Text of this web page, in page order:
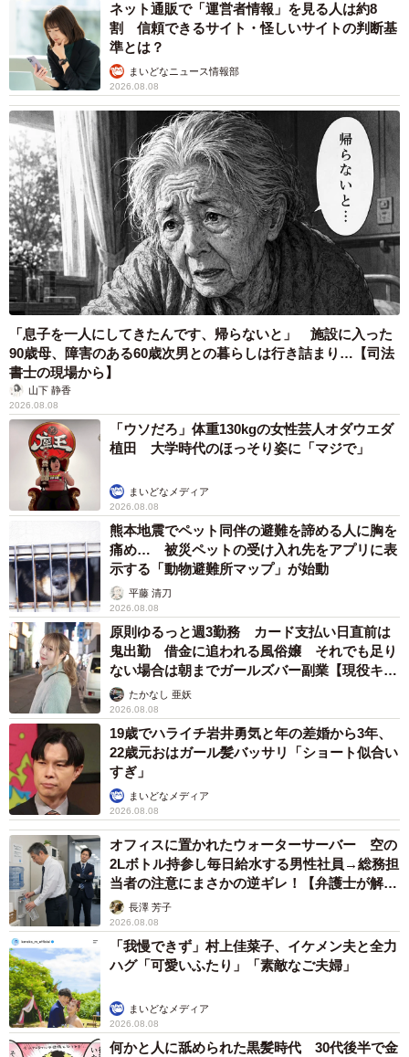
ネット通販で「運営者情報」を見る人は約8
割 信頼できるサイト・怪しいサイトの判断基
準とは？
まいどなニュース情報部
2026.08.08
「息子を一人にしてきたんです、帰らないと」 施設に入った
90歳母、障害のある60歳次男との暮らしは行き詰まり…【司法
書士の現場から】
山下 静香
2026.08.08
「ウソだろ」体重130kgの女性芸人オダウエダ
植田 大学時代のほっそり姿に「マジで」
まいどなメディア
2026.08.08
熊本地震でペット同伴の避難を諦める人に胸を
痛め… 被災ペットの受け入れ先をアプリに表
示する「動物避難所マップ」が始動
平藤 清刀
2026.08.08
原則ゆるっと週3勤務 カード支払い日直前は
鬼出勤 借金に追われる風俗嬢 それでも足り
ない場合は朝までガールズバー副業【現役キャ
ストに取材】
たかなし 亜妖
2026.08.08
19歳でハライチ岩井勇気と年の差婚から3年、
22歳元おはガール髪バッサリ「ショート似合い
すぎ」
まいどなメディア
2026.08.08
オフィスに置かれたウォーターサーバー 空の
2Lボトル持参し毎日給水する男性社員→総務担
当者の注意にまさかの逆ギレ！【弁護士が解
説】長澤 芳子
2026.08.08
「我慢できず」村上佳菜子、イケメン夫と全力
ハグ「可愛いふたり」「素敵なご夫婦」
まいどなメディア
2026.08.08
何かと人に舐められた黒髪時代 30代後半で金